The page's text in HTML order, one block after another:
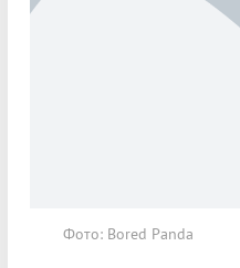
Фото: Bored Panda